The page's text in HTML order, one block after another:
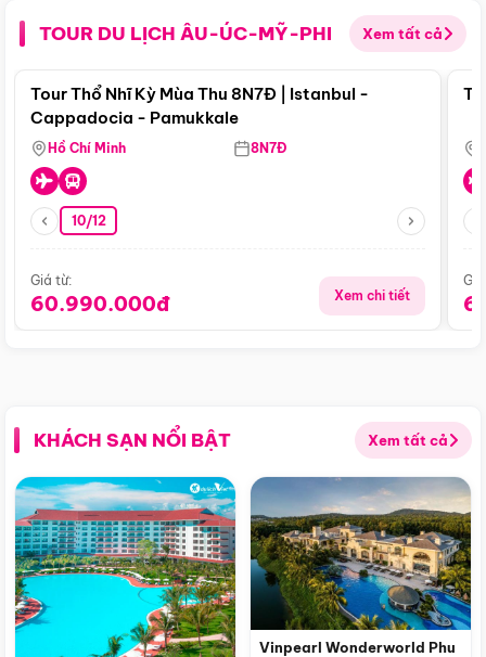
TOUR DU LỊCH ÂU-ÚC-MỸ-PHI Xem tất cả
Điểm nổi bật
Tour Thổ Nhĩ Kỳ Mùa Thu 8N7Đ | Istanbul -
Cappadocia - Pamukkale
Hồ Chí Minh 8N7Đ
10/12
Giá từ:
60.990.000đ Xem chi tiết
KHÁCH SẠN NỔI BẬT Xem tất cả
Vinpearl Wonderworld Phu